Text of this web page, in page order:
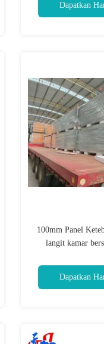
Dapatkan
100mm Panel
langit kamar
Dapatkan